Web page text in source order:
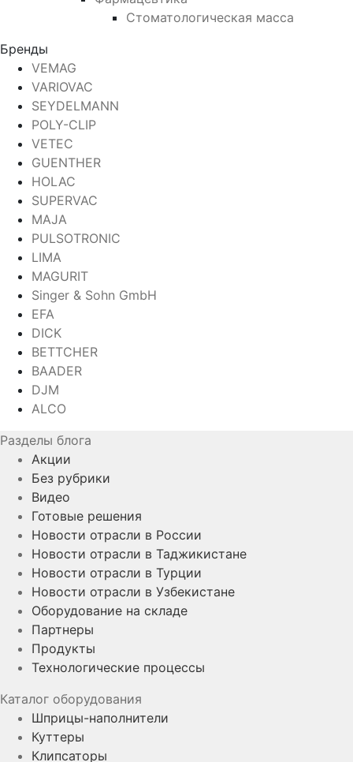
Стоматологическая масса
Бренды
VEMAG
VARIOVAC
SEYDELMANN
POLY-CLIP
VETEC
GUENTHER
HOLAC
SUPERVAC
MAJA
PULSOTRONIC
LIMA
MAGURIT
Singer & Sohn GmbH
EFA
DICK
BETTCHER
BAADER
DJM
ALCO
Разделы блога
Акции
Без рубрики
Видео
Готовые решения
Новости отрасли в России
Новости отрасли в Таджикистане
Новости отрасли в Турции
Новости отрасли в Узбекистане
Оборудование на складе
Партнеры
Продукты
Технологические процессы
Каталог оборудования
Шприцы-наполнители
Куттеры
Клипсаторы